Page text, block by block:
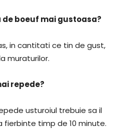
boeuf mai gustoasa?
in cantitati ce tin de gust,
muraturilor.
repede?
usturoiul trebuie sa il
fierbinte timp de 10 minute.